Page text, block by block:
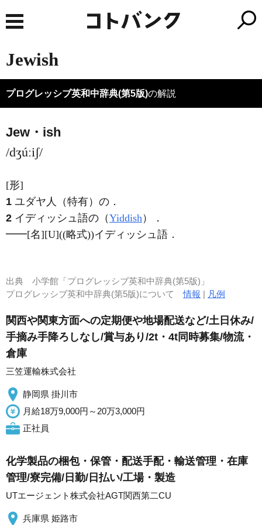
Jewish
プログレッシブ英和中辞典(第5版)の解説
Jew・ish
/dʒúːiʃ/
[形]
1 ユダヤ人（特有）の ．
2 イディッシュ語の（Yiddish）
．
━━[名][U]((略式))イディッシュ語 ．
出典 小学館「プログレッシブ英和中辞典(第5版)」
プログレッシブ英和中辞典(第5版)について情報 | 凡例
関西や関東方面への定期便や地場配送など/土日休み/
手摘み手降ろしなし/賞与あり/2t・4t同時募集/物流・
倉庫
三笠運輸株式会社
静岡県 掛川市
月給18万9,000円～20万3,000円
正社員
化学製品の梱包・保管・配送手配・輸送管理・在庫
管理/寮完備/日勤/日払い/工場・製造
UTエージェント株式会社AGT関西第二CU
兵庫県 姫路市